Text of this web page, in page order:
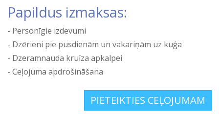
Papildus izmaksas:
Personīgie izdevumi
Dzērieni pie pusdienām un vakariņām uz kuģa
Dzeramnauda kruīza apkalpei
Ceļojuma apdrošināšana
PIETEIKTIES CEĻOJUMAM